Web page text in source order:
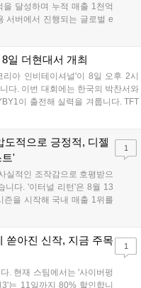
달성하며 누적 매출 1천억
서버에서 진행되는 글로벌 e
FWC는 이용자가 동일한 조
폭 상승하는 성과를 냈습니
이며, 위메이드커넥트는 이를
을 지속할 방침입니다....
일 더현대서 개최
아 인비테이셔널'이 8일 오후 2시
다. 이번 대회에는 한국의 박찬서와
이 출전해 실력을 겨룹니다. TFT
는 독특한 대회 구조를 가지며, 누
세트 체험과 공연 등 다양한 즐길
교점에서도 행사가 이어질 예정입
개최됩니다....
도적으로 긍정적, 디젤
'
실적인 조작감으로 호평받으
니다. '이터널 리턴'은 8월 13
즌을 시작해 국내 매출 1위를
리콘' 시리즈는 8월 6일 쇼
로 수리 시뮬레이션 '리스토
1
쏟아진 신작, 지금 주목
. 현재 스팀에서는 '사이버펑
는 11일까지 80% 할인합니
1